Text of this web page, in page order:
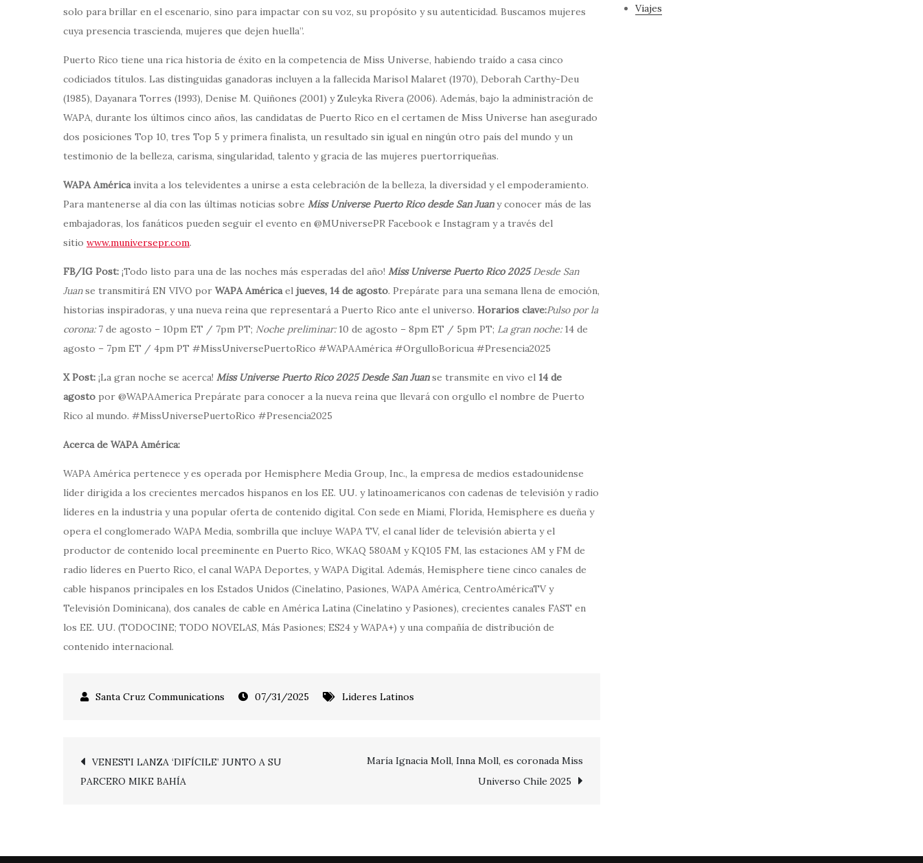
solo para brillar en el escenario, sino para impactar con su voz, su propósito y su autenticidad. Buscamos mujeres
cuya presencia trascienda, mujeres que dejen huella”.
Puerto Rico tiene una rica historia de éxito en la competencia de Miss Universe, habiendo traído a casa cinco
codiciados títulos. Las distinguidas ganadoras incluyen a la fallecida Marisol Malaret (1970), Deborah Carthy-Deu
(1985), Dayanara Torres (1993), Denise M. Quiñones (2001) y Zuleyka Rivera (2006). Además, bajo la administración de
WAPA, durante los últimos cinco años, las candidatas de Puerto Rico en el certamen de Miss Universe han asegurado
dos posiciones Top 10, tres Top 5 y primera finalista, un resultado sin igual en ningún otro país del mundo y un
testimonio de la belleza, carisma, singularidad, talento y gracia de las mujeres puertorriqueñas.
WAPA Américainvita a los televidentes a unirse a esta celebración de la belleza, la diversidad y el empoderamiento.
Para mantenerse al día con las últimas noticias sobre Miss Universe Puerto Rico desde San Juany conocer más de las
embajadoras, los fanáticos pueden seguir el evento en @MUniversePR Facebook e Instagram y a través del
sitio www.muniversepr.com.
FB/IG Post: ¡Todo listo para una de las noches más esperadas del año! Miss Universe Puerto Rico 2025Desde San
Juanse transmitirá EN VIVO por WAPA Américael jueves, 14 de agosto. Prepárate para una semana llena de emoción,
historias inspiradoras, y una nueva reina que representará a Puerto Rico ante el universo. Horarios clave:Pulso por la
corona:7 de agosto – 10pm ET / 7pm PT; Noche preliminar:10 de agosto – 8pm ET / 5pm PT; La gran noche:14 de
agosto – 7pm ET / 4pm PT #MissUniversePuertoRico #WAPAAmérica #OrgulloBoricua #Presencia2025
X Post: ¡La gran noche se acerca! Miss Universe Puerto Rico 2025 Desde San Juanse transmite en vivo el 14 de
agosto por @WAPAAmerica Prepárate para conocer a la nueva reina que llevará con orgullo el nombre de Puerto
Rico al mundo. #MissUniversePuertoRico #Presencia2025
Acerca de WAPA América:
WAPA América pertenece y es operada por Hemisphere Media Group, Inc., la empresa de medios estadounidense
líder dirigida a los crecientes mercados hispanos en los EE. UU. y latinoamericanos con cadenas de televisión y radio
líderes en la industria y una popular oferta de contenido digital. Con sede en Miami, Florida, Hemisphere es dueña y
opera el conglomerado WAPA Media, sombrilla que incluye WAPA TV, el canal líder de televisión abierta y el
productor de contenido local preeminente en Puerto Rico, WKAQ 580AM y KQ105 FM, las estaciones AM y FM de
radio líderes en Puerto Rico, el canal WAPA Deportes, y WAPA Digital. Además, Hemisphere tiene cinco canales de
cable hispanos principales en los Estados Unidos (Cinelatino, Pasiones, WAPA América, CentroAméricaTV y
Televisión Dominicana), dos canales de cable en América Latina (Cinelatino y Pasiones), crecientes canales FAST en
los EE. UU. (TODOCINE; TODO NOVELAS, Más Pasiones; ES24 y WAPA+) y una compañía de distribución de
contenido internacional.
07/31/2025 Lideres Latinos
Post
VENESTI LANZA ‘DIFÍCILE’ JUNTO A SU
PARCERO MIKE BAHÍA
María Ignacia Moll, Inna Moll, es coronada Miss
Universo Chile 2025
Viajes